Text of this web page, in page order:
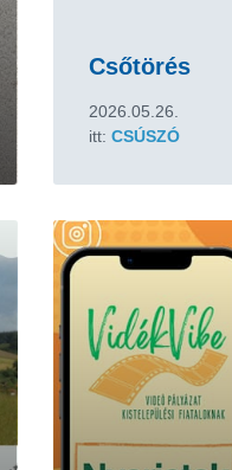
Csőtörés
2026.05.26.
itt: CSÚSZÓ
Tovább